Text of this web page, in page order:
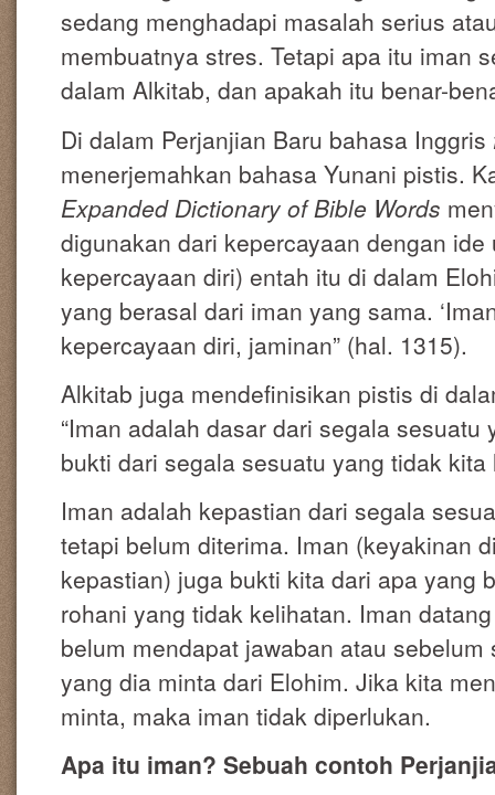
sedang menghadapi masalah serius
membuatnya stres. Tetapi apa itu iman
dalam Alkitab, dan apakah itu benar-
Di dalam Perjanjian Baru bahasa Inggris
menerjemahkan bahasa Yunani pistis.
Expanded Dictionary of Bible Words
digunakan dari kepercayaan dengan
kepercayaan diri) entah itu di dalam
yang berasal dari iman yang sama.
kepercayaan diri, jaminan” (hal. 1315).
Alkitab juga mendefinisikan pistis di
“Iman adalah dasar dari segala sesuatu
bukti dari segala sesuatu yang tidak kita
Iman adalah kepastian dari segala
tetapi belum diterima. Iman (keyakinan
kepastian) juga bukti kita dari apa
rohani yang tidak kelihatan. Iman
belum mendapat jawaban atau
yang dia minta dari Elohim. Jika kita
minta, maka iman tidak diperlukan.
Apa itu iman? Sebuah contoh